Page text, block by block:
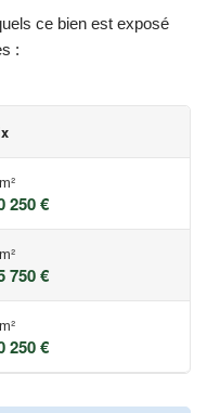
ce bien est exposé
:
250 €
750 €
250 €